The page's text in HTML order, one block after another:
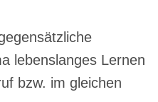
lebenslanges Lernen
bzw. im gleichen